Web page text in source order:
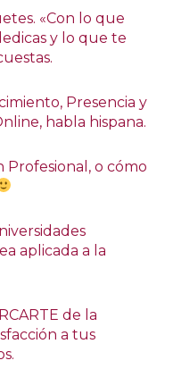
«Con lo que
y lo que te
Presencia y
habla hispana.
Profesional, o cómo
aplicada a la
de la
a tus